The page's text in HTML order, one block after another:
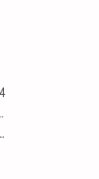
2024